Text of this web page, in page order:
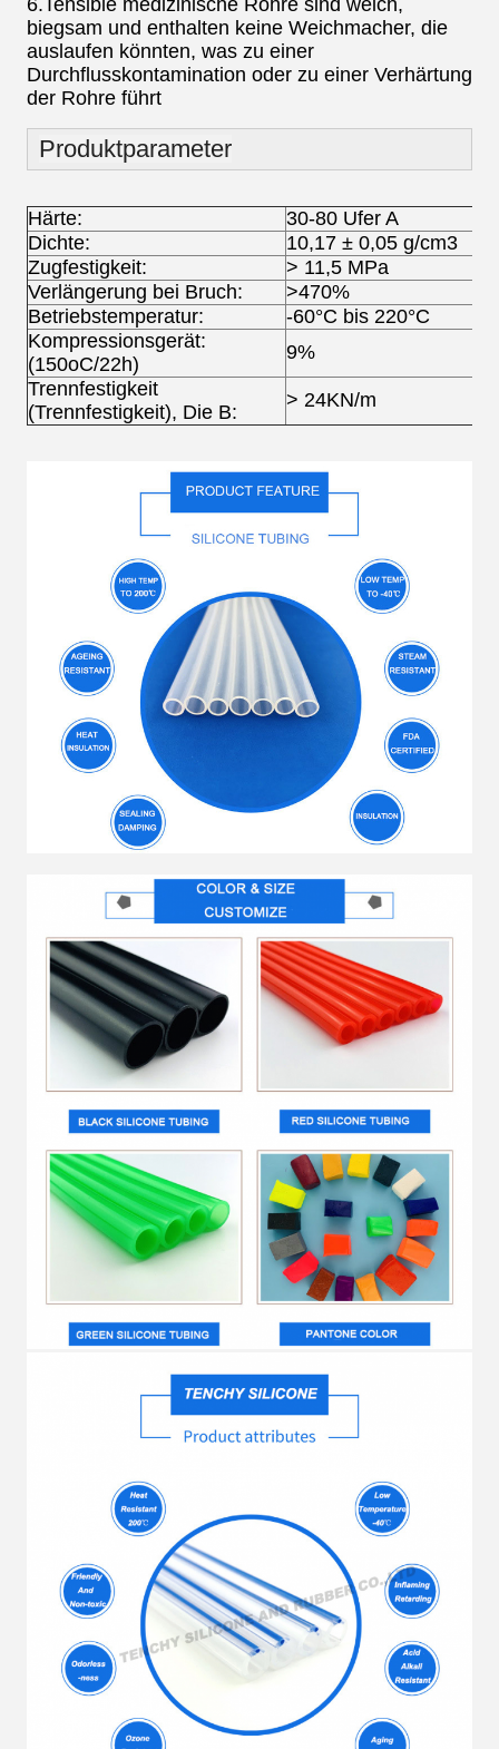
6.Tensible medizinische Rohre sind weich,
biegsam und enthalten keine Weichmacher, die
auslaufen könnten, was zu einer
Durchflusskontamination oder zu einer Verhärtung
der Rohre führt
Produktparameter
Härte:
30-80 Ufer A
Dichte:
10,17 ± 0,05 g/cm3
Zugfestigkeit:
> 11,5 MPa
Verlängerung bei Bruch:
>470%
Betriebstemperatur:
-60°C bis 220°C
Kompressionsgerät:
(150oC/22h)
9%
Trennfestigkeit
(Trennfestigkeit), Die B:
> 24KN/m